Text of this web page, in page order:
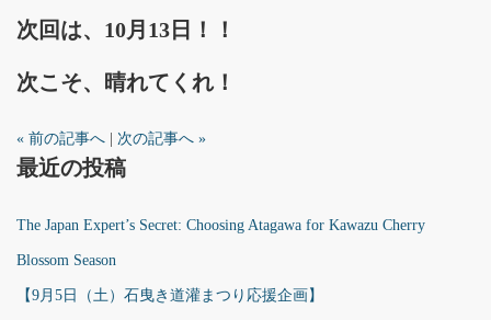
次回は、10月13日！！
次こそ、晴れてくれ！
« 前の記事へ 次の記事へ »
最近の投稿
The Japan Expert’s Secret: Choosing Atagawa for Kawazu Cherry
Blossom Season
【9月5日（土）石曳き道灌まつり応援企画】